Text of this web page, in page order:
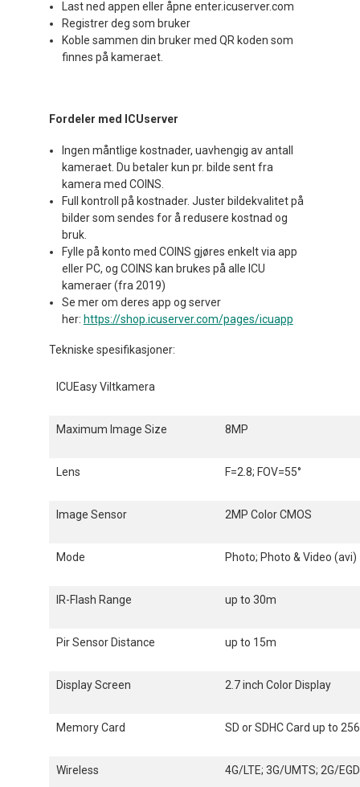
Last ned appen eller åpne enter.icuserver.com
Registrer deg som bruker
Koble sammen din bruker med QR koden som
finnes på kameraet.
Fordeler med ICUserver
Ingen måntlige kostnader, uavhengig av antall
kameraet. Du betaler kun pr. bilde sent fra
kamera med COINS.
Full kontroll på kostnader. Juster bildekvalitet på
bilder som sendes for å redusere kostnad og
bruk.
Fylle på konto med COINS gjøres enkelt via app
eller PC, og COINS kan brukes på alle ICU
kameraer (fra 2019)
Se mer om deres app og server
her: https://shop.icuserver.com/pages/icuapp
Tekniske spesifikasjoner:
ICUEasy Viltkamera
Maximum Image Size 8MP
Lens F=2.8; FOV=55°
Image Sensor 2MP Color CMOS
Mode Photo; Photo & Video (avi)
IR-Flash Range up to 30m
Pir Sensor Distance up to 15m
Display Screen 2.7 inch Color Display
Memory Card SD or SDHC Card up to
Wireless 4G/LTE; 3G/UMTS; 2G/